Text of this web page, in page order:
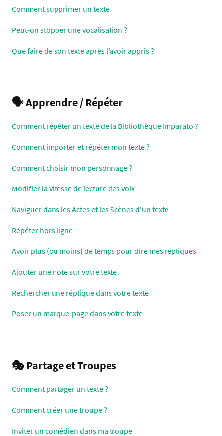
Comment supprimer un texte
Peut-on stopper une vocalisation ?
Que faire de son texte après l’avoir appris ?
🗣 Apprendre / Répéter
Comment répéter un texte de la Bibliothèque Imparato ?
Comment importer et répéter mon texte ?
Comment choisir mon personnage ?
Modifier la vitesse de lecture des voix
Naviguer dans les Actes et les Scènes d'un texte
Répéter hors ligne
Avoir plus (ou moins) de temps pour dire mes répliques
Ajouter une note sur votre texte
Rechercher une réplique dans votre texte
Poser un marque-page dans votre texte
🎭 Partage et Troupes
Comment partager un texte ?
Comment créer une troupe ?
Inviter un comédien dans ma troupe